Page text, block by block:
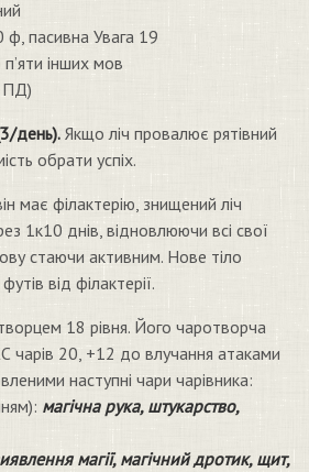
ф, пасивна Увага 19
інших мов
ПД)
день). Якщо ліч провалює рятівний
обрати успіх.
має філактерію, знищений ліч
1к10 днів, відновлюючи всі свої
стаючи активним. Нове тіло
від філактерії.
18 рівня. Його чаротворча
чарів 20, +12 до влучання атаками
наступні чари чарівника:
магічна рука, штукарство,
магії, магічний дротик, щит,